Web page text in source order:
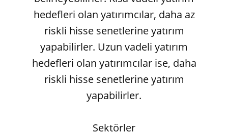
hedefleri olan yatırımcılar, daha az
riskli hisse senetlerine yatırım
yapabilirler. Uzun vadeli yatırım
hedefleri olan yatırımcılar ise, daha
riskli hisse senetlerine yatırım
yapabilirler.
Sektörler